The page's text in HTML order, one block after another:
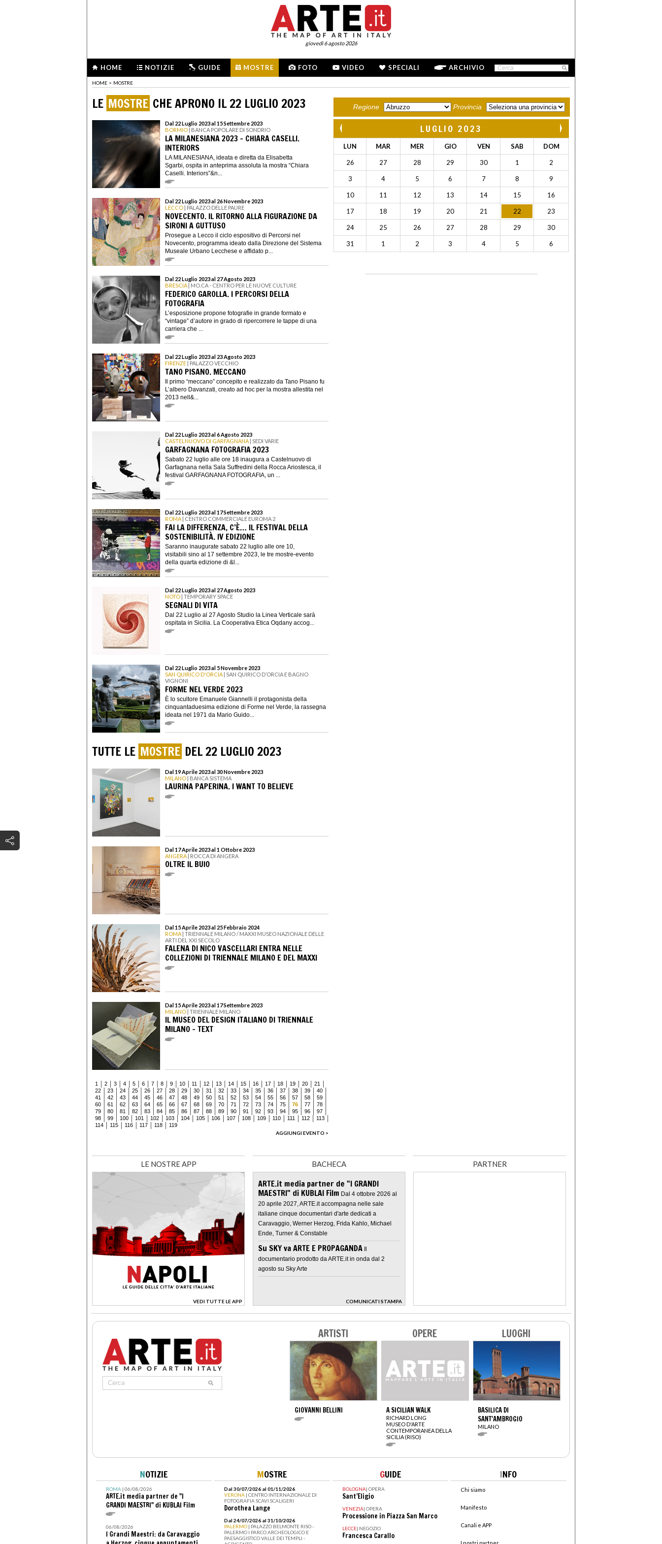
giovedì 6 agosto 2026
HOME NOTIZIE GUIDE MOSTRE FOTO VIDEO SPECIALI ARCHIVIO
HOME > MOSTRE
LE MOSTRE CHE APRONO IL 22 LUGLIO 2023
Dal 22 Luglio 2023 al 15 Settembre 2023
BORMIO | BANCA POPOLARE DI SONDRIO
LA MILANESIANA 2023 - CHIARA CASELLI.
INTERIORS
LA MILANESIANA, ideata e diretta da Elisabetta
Sgarbi, ospita in anteprima assoluta la mostra “Chiara
Caselli. Interiors”&n...
Dal 22 Luglio 2023 al 26 Novembre 2023
LECCO | PALAZZO DELLE PAURE
NOVECENTO. IL RITORNO ALLA FIGURAZIONE DA
SIRONI A GUTTUSO
Prosegue a Lecco il ciclo espositivo di Percorsi nel
Novecento, programma ideato dalla Direzione del Sistema
Museale Urbano Lecchese e affidato p...
Dal 22 Luglio 2023 al 27 Agosto 2023
BRESCIA | MO.CA - CENTRO PER LE NUOVE CULTURE
FEDERICO GAROLLA. I PERCORSI DELLA
FOTOGRAFIA
L’esposizione propone fotografie in grande formato e
“vintage” d’autore in grado di ripercorrere le tappe di una
carriera che ...
Dal 22 Luglio 2023 al 23 Agosto 2023
FIRENZE | PALAZZO VECCHIO
TANO PISANO. MECCANO
Il primo “meccano” concepito e realizzato da Tano Pisano fu
L’albero Davanzati, creato ad hoc per la mostra allestita nel
2013 nell&...
Dal 22 Luglio 2023 al 6 Agosto 2023
CASTELNUOVO DI GARFAGNANA | SEDI VARIE
GARFAGNANA FOTOGRAFIA 2023
Sabato 22 luglio alle ore 18 inaugura a Castelnuovo di
Garfagnana nella Sala Suffredini della Rocca Ariostesca, il
festival GARFAGNANA FOTOGRAFIA, un ...
Dal 22 Luglio 2023 al 17 Settembre 2023
ROMA | CENTRO COMMERCIALE EUROMA 2
FAI LA DIFFERENZA, C’È… IL FESTIVAL DELLA
SOSTENIBILITÀ. IV EDIZIONE
Saranno inaugurate sabato 22 luglio alle ore 10,
visitabili sino al 17 settembre 2023, le tre mostre-evento
della quarta edizione di &l...
Dal 22 Luglio 2023 al 27 Agosto 2023
NOTO | TEMPORARY SPACE
SEGNALI DI VITA
Dal 22 Luglio al 27 Agosto Studio la Linea Verticale sarà
ospitata in Sicilia. La Cooperativa Etica Oqdany accog...
Dal 22 Luglio 2023 al 5 Novembre 2023
SAN QUIRICO D'ORCIA | SAN QUIRICO D’ORCIA E BAGNO
VIGNONI
FORME NEL VERDE 2023
È lo scultore Emanuele Giannelli il protagonista della
cinquantaduesima edizione di Forme nel Verde, la rassegna
ideata nel 1971 da Mario Guido...
TUTTE LE MOSTRE DEL 22 LUGLIO 2023
Dal 19 Aprile 2023 al 30 Novembre 2023
MILANO | BANCA SISTEMA
LAURINA PAPERINA. I WANT TO BELIEVE
Dal 17 Aprile 2023 al 1 Ottobre 2023
ANGERA | ROCCA DI ANGERA
OLTRE IL BUIO
Dal 15 Aprile 2023 al 25 Febbraio 2024
ROMA | TRIENNALE MILANO / MAXXI MUSEO NAZIONALE DELLE
ARTI DEL XXI SECOLO
FALENA DI NICO VASCELLARI ENTRA NELLE
COLLEZIONI DI TRIENNALE MILANO E DEL MAXXI
Dal 15 Aprile 2023 al 17 Settembre 2023
MILANO | TRIENNALE MILANO
IL MUSEO DEL DESIGN ITALIANO DI TRIENNALE
MILANO - TEXT
1 2 3 4 5 6 7 8 9 10 11 12 13 14 15 16 17 18 19 20
21
22
23 24 25 26 27 28 29 30 31 32 33 34 35 36 37 38 39
40
41
42 43 44 45 46 47 48 49 50 51 52 53 54 55 56 57 58
59
60
61 62 63 64 65 66 67 68 69 70 71 72 73 74 75 76 77
78
79
80 81 82 83 84 85 86 87 88 89 90 91 92 93 94 95 96
97
98
99 100 101 102 103 104 105 106 107 108 109 110 111 112
113
114
115 116 117 118
119
AGGIUNGI EVENTO >
Regione Provincia
LUGLIO 2023
LUN MAR MER GIO VEN SAB DOM
26 27 28 29 30 1 2
3 4 5 6 7 8 9
10 11 12 13 14 15 16
17 18 19 20 21 22 23
24 25 26 27 28 29 30
31 1 2 3 4 5 6
LE NOSTRE APP
VEDI TUTTE LE APP
>
BACHECA
ARTE.it media partner de "I GRANDI
MAESTRI" di KUBLAI Film Dal 4 ottobre 2026 al
20 aprile 2027, ARTE.it accompagna nelle sale
italiane cinque documentari d'arte dedicati a
Caravaggio, Werner Herzog, Frida Kahlo, Michael
Ende, Turner & Constable
Su SKY va ARTE E PROPAGANDA Il
documentario prodotto da ARTE.it in onda dal 2
agosto su Sky Arte
COMUNICATI STAMPA
>
PARTNER
ARTISTI
GIOVANNI BELLINI
OPERE
A SICILIAN WALK
RICHARD LONG
MUSEO D'ARTE
CONTEMPORANEA DELLA
SICILIA (RISO)
LUOGHI
BASILICA DI
SANT'AMBROGIO
MILANO
NOTIZIE
ROMA| 06/08/2026
ARTE.it media partner de "I
GRANDI MAESTRI" di KUBLAI Film
06/08/2026
I Grandi Maestri: da Caravaggio
MOSTRE
Dal 30/07/2026 al 01/11/2026
VERONA | CENTRO INTERNAZIONALE DI
FOTOGRAFIA SCAVI SCALIGERI
Dorothea Lange
Dal 24/07/2026 al 31/10/2026
PALERMO | PALAZZO BELMONTE RISO -
PALERMO I PARCO ARCHEOLOGICO E
PAESAGGISTICO VALLE DEI TEMPLI -
GUIDE
BOLOGNA| OPERA
Sant’Eligio
VENEZIA| OPERA
Processione in Piazza San Marco
LECCE| NEGOZIO
Francesca Carallo
INFO
Chi siamo
Manifesto
Canali e APP
I nostri partner